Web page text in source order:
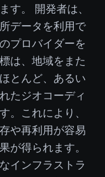
す。 開発者は、
データを利用で
プロバイダーを
は、地域をまた
とんど、あるい
たジオコーディ
。これにより、
や再利用が容易
が得られます。
インフラストラ